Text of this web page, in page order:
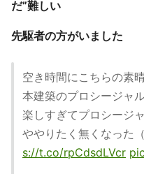
だ”難しい
先駆者の方がいました
空き時間にこちらの素
本建築のプロシージャ
楽しすぎてプロシージ
ややりたく無くなった
s://t.co/rpCdsdLVcr